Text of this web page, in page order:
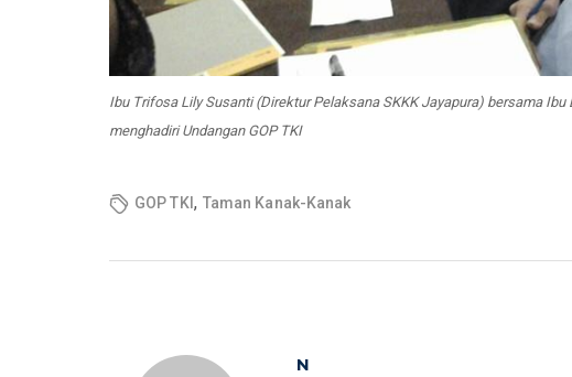
Ibu Trifosa Lily Susanti (Direktur Pelaksana SKKK Jayapura) bersama
menghadiri Undangan GOP TKI
GOP TKI , Taman Kanak-Kanak
N